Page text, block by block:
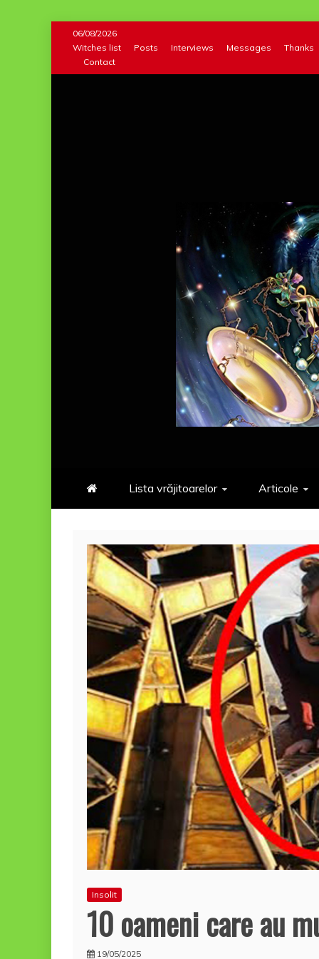
content
06/08/2026
Witches list
Posts Interviews Messages Thanks
Contact
Lista vrăjitoarelor Articole
Insolit
10 oameni care au
19/05/2025